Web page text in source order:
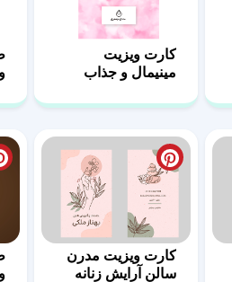
کارت ویزیت
مینیمال و جذاب
کارت ویزیت مدرن
سالن آرایش زنانه